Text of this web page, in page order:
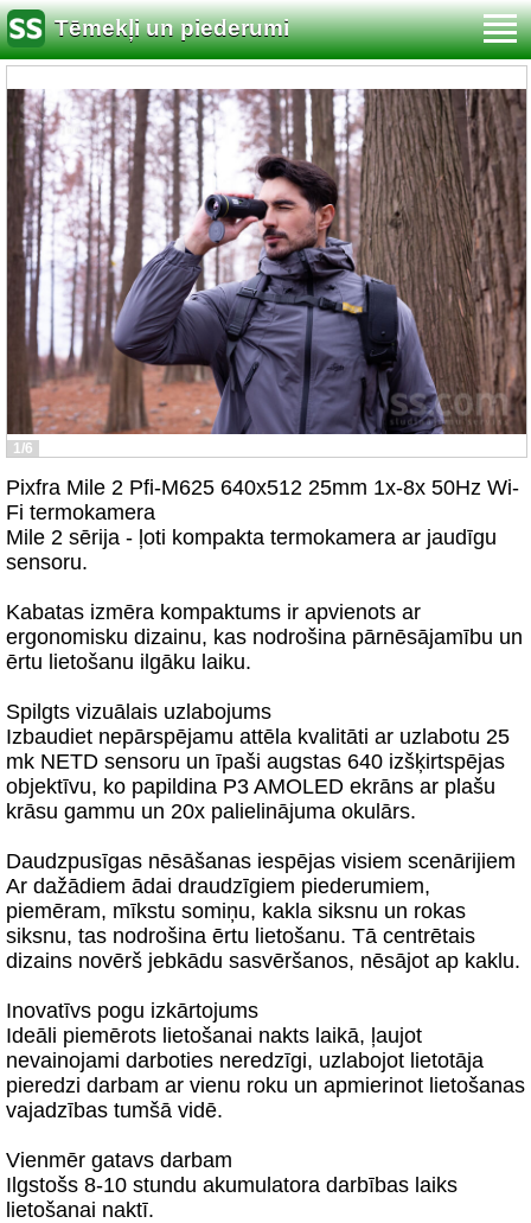
Tēmekļi un piederumi
1/6
Pixfra Mile 2 Pfi-M625 640x512 25mm 1x-8x 50Hz Wi-
Fi termokamera
Mile 2 sērija - ļoti kompakta termokamera ar jaudīgu
sensoru.
Kabatas izmēra kompaktums ir apvienots ar
ergonomisku dizainu, kas nodrošina pārnēsājamību un
ērtu lietošanu ilgāku laiku.
Spilgts vizuālais uzlabojums
Izbaudiet nepārspējamu attēla kvalitāti ar uzlabotu 25
mk NETD sensoru un īpaši augstas 640 izšķirtspējas
objektīvu, ko papildina P3 AMOLED ekrāns ar plašu
krāsu gammu un 20x palielinājuma okulārs.
Daudzpusīgas nēsāšanas iespējas visiem scenārijiem
Ar dažādiem ādai draudzīgiem piederumiem,
piemēram, mīkstu somiņu, kakla siksnu un rokas
siksnu, tas nodrošina ērtu lietošanu. Tā centrētais
dizains novērš jebkādu sasvēršanos, nēsājot ap kaklu.
Inovatīvs pogu izkārtojums
Ideāli piemērots lietošanai nakts laikā, ļaujot
nevainojami darboties neredzīgi, uzlabojot lietotāja
pieredzi darbam ar vienu roku un apmierinot lietošanas
vajadzības tumšā vidē.
Vienmēr gatavs darbam
Ilgstošs 8-10 stundu akumulatora darbības laiks
lietošanai naktī.